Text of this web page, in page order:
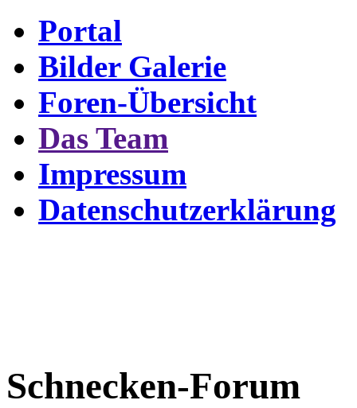
Portal
Bilder Galerie
Foren-Übersicht
Das Team
Impressum
Datenschutzerklärung
Schnecken-Forum